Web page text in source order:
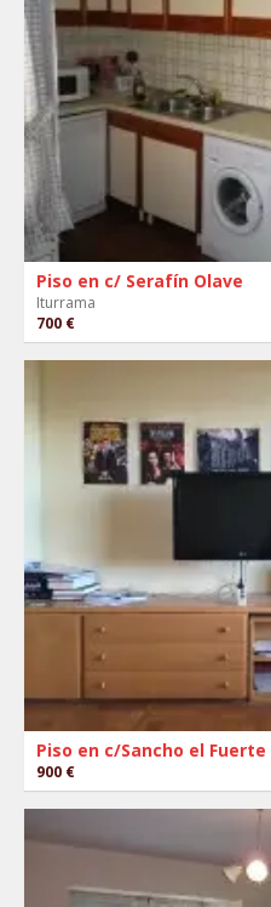
Piso en c/ Serafín Olave
Iturrama
700 €
Piso en c/Sancho el Fuerte
900 €